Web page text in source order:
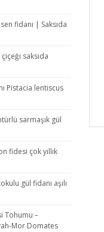
fidanı | Saksıda
saksıda
Pistacia lentiscus
sarmaşık gül
fidesi çok yıllık
gül fidanı aşılı
Tohumu –
Mor Domates